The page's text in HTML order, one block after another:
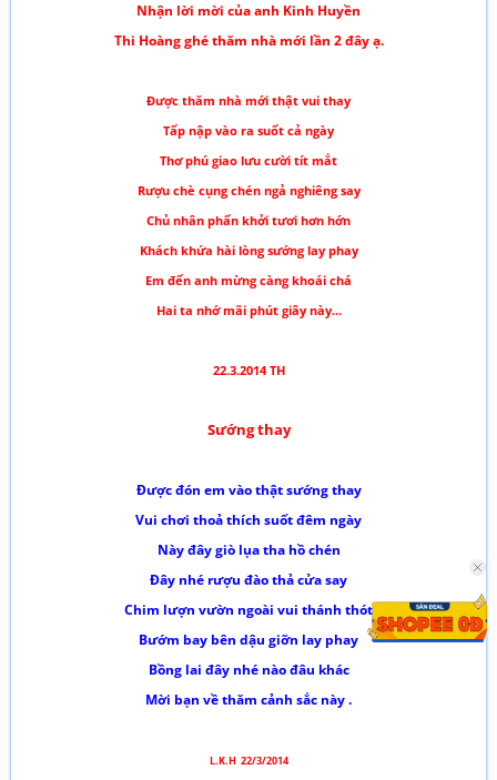
Nhận lời mời của anh Kinh Huyền
Thi Hoàng ghé thăm nhà mới lần 2 đây ạ.
Được thăm nhà mới thật vui thay
Tấp nập vào ra suốt cả ngày
Thơ phú giao lưu cười tít mắt
Rượu chè cụng chén ngả nghiêng say
Chủ nhân phấn khởi tươi hơn hớn
Khách khứa hài lòng sướng lay phay
Em đến anh mừng càng khoái chá
Hai ta nhớ mãi phút giây này...
22.3.2014 TH
Sướng thay
Được đón em vào thật sướng thay
Vui chơi thoả thích suốt đêm ngày
Này đây giò lụa tha hồ chén
Đây nhé rượu đào thả cửa say
Chim lượn vườn ngoài vui thánh thót
Bướm bay bên dậu giỡn lay phay
Bồng lai đây nhé nào đâu khác
Mời bạn về thăm cảnh sắc này .
L.K.H 22/3/2014